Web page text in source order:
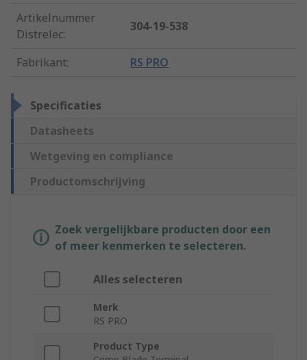
Artikelnummer
Distrelec:
304-19-538
Fabrikant: RS PRO
Specificaties
Datasheets
Wetgeving en compliance
Productomschrijving
Zoek vergelijkbare producten door een
of meer kenmerken te selecteren.
Alles selecteren
Merk
RS PRO
Product Type